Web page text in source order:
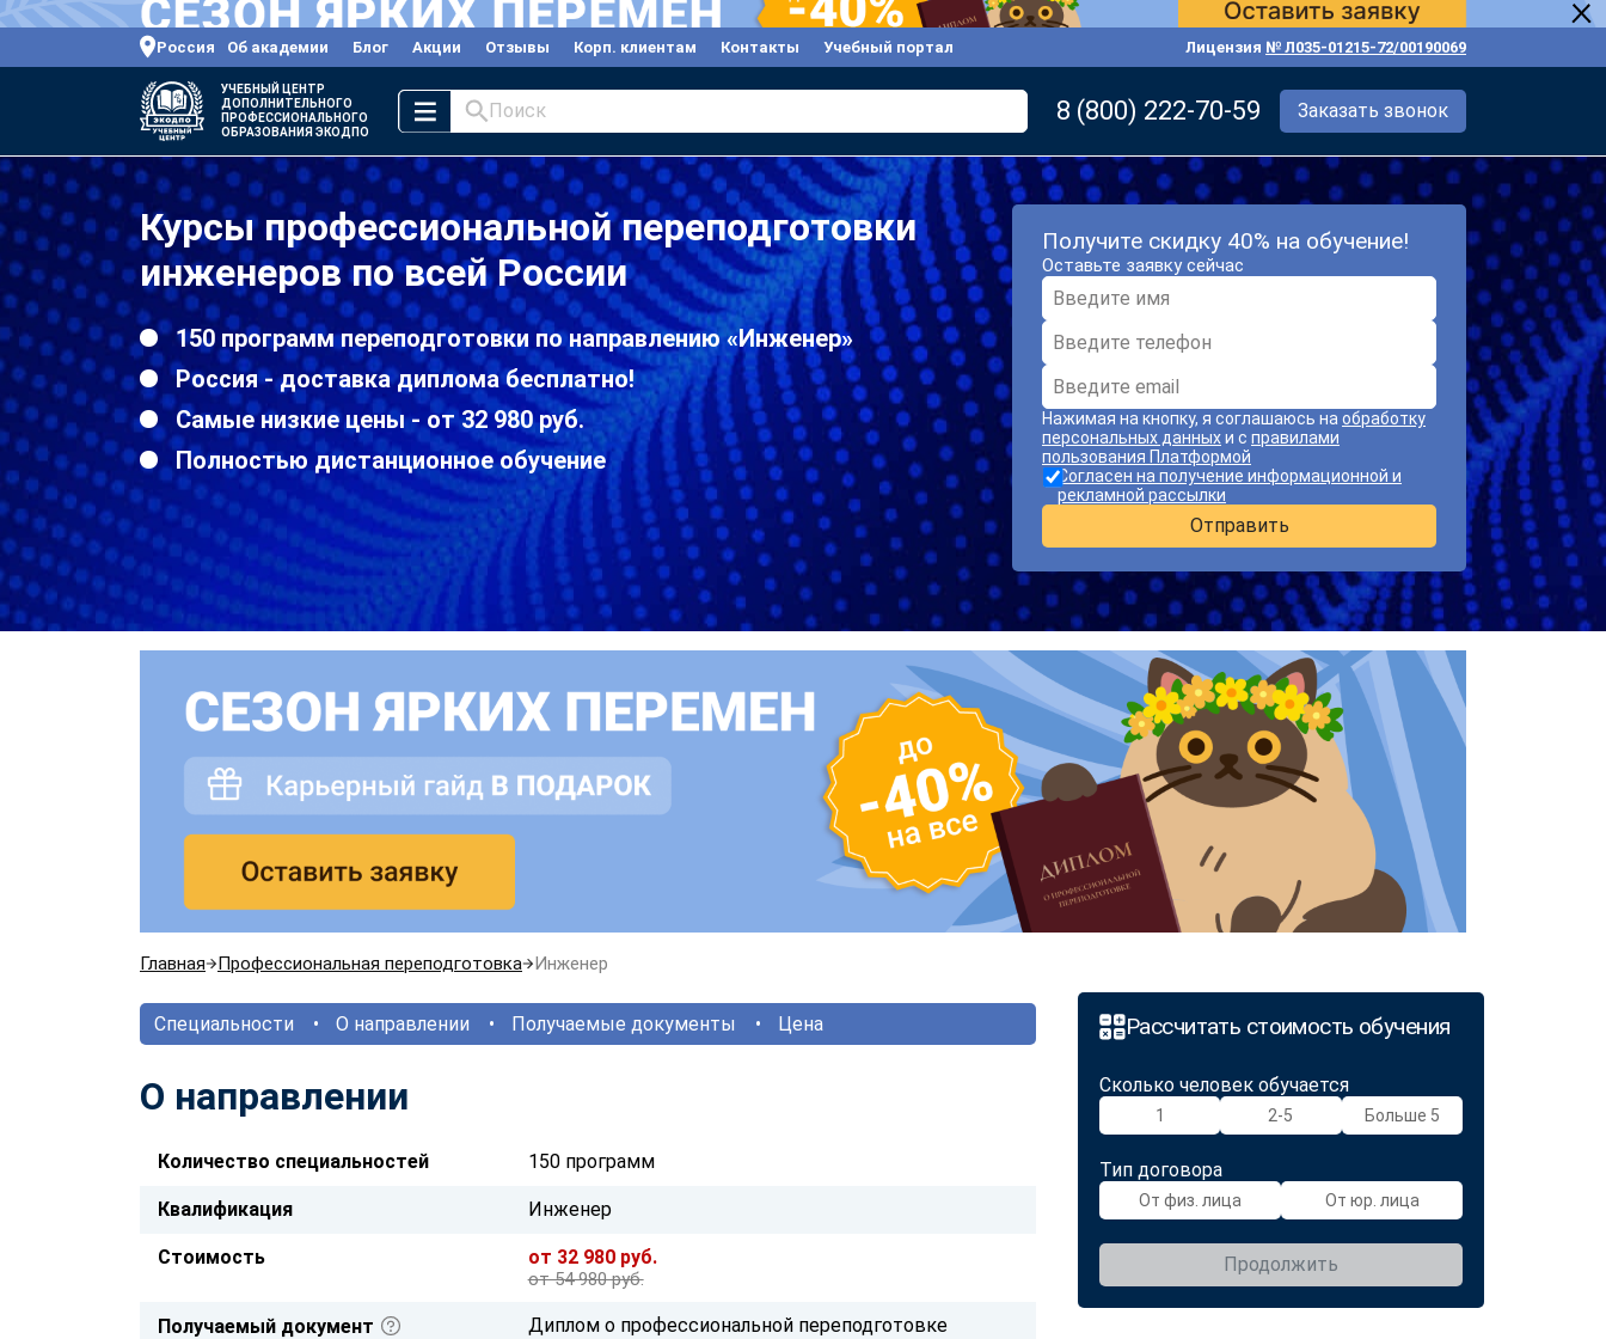
Россия Об академии Блог Акции Отзывы Корп. клиентам Контакты Учебный портал Лицензия № Л035-01215-72/00190069
УЧЕБНЫЙ ЦЕНТР
ДОПОЛНИТЕЛЬНОГО
ПРОФЕССИОНАЛЬНОГО
ОБРАЗОВАНИЯ ЭКОДПО
Поиск 8 (800) 222-70-59 Заказать звонок
Курсы профессиональной переподготовки
инженеров по всей России
150 программ переподготовки по направлению «Инженер»
Россия - доставка диплома бесплатно!
Самые низкие цены - от 32 980 руб.
Полностью дистанционное обучение
Получите скидку 40% на обучение!
Оставьте заявку сейчас
Нажимая на кнопку, я соглашаюсь на обработку
персональных данныхи с правилами
пользования Платформой
Согласен на получение информационной и
рекламной рассылки
Отправить
Главная Профессиональная переподготовка Инженер
Рассчитать стоимость обучения
Сколько человек обучается
1 2-5 Больше 5
Тип договора
От физ. лица От юр. лица
Продолжить
Специальности О направлении Получаемые документы Цена
О направлении
Количество специальностей 150 программ
Квалификация Инженер
Стоимость от 32 980 руб.
от 54 980 руб.
Получаемый документ Диплом о профессиональной переподготовке